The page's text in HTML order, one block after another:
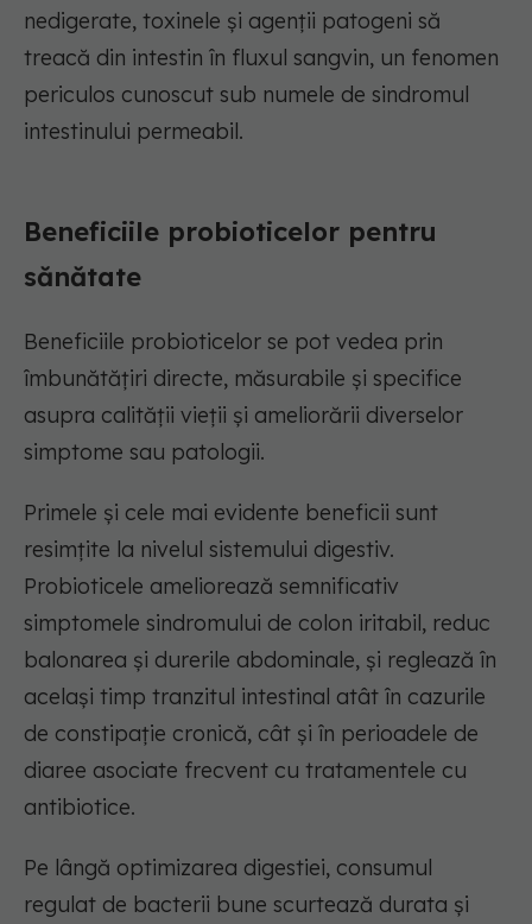
nedigerate, toxinele și agenții patogeni să
treacă din intestin în fluxul sangvin, un fenomen
periculos cunoscut sub numele de sindromul
intestinului permeabil.
Beneficiile probioticelor pentru
sănătate
Beneficiile probioticelor se pot vedea prin
îmbunătățiri directe, măsurabile și specifice
asupra calității vieții și ameliorării diverselor
simptome sau patologii.
Primele și cele mai evidente beneficii sunt
resimțite la nivelul sistemului digestiv.
Probioticele ameliorează semnificativ
simptomele sindromului de colon iritabil, reduc
balonarea și durerile abdominale, și reglează în
același timp tranzitul intestinal atât în cazurile
de constipație cronică, cât și în perioadele de
diaree asociate frecvent cu tratamentele cu
antibiotice.
Pe lângă optimizarea digestiei, consumul
regulat de bacterii bune scurtează durata și